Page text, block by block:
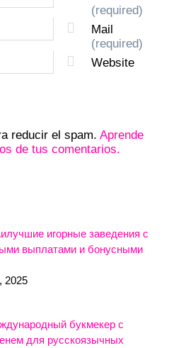
(required)
Mail
(required)
Website
reducir el spam. Aprende
de tus comentarios.
игорные заведения с
выплатами и бонусными
2025
букмекер с
для русскоязычных